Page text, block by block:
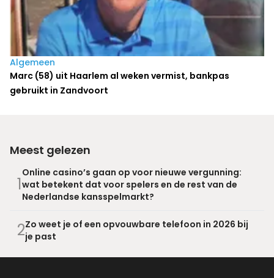
Algemeen
Marc (58) uit Haarlem al weken vermist, bankpas
gebruikt in Zandvoort
Meest gelezen
1
Online casino’s gaan op voor nieuwe vergunning:
wat betekent dat voor spelers en de rest van de
Nederlandse kansspelmarkt?
2Zo weet je of een opvouwbare telefoon in 2026 bij
je past